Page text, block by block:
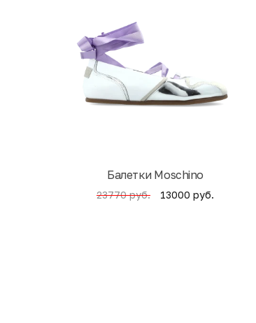
Балетки Moschino
23770 руб. 13000 руб.